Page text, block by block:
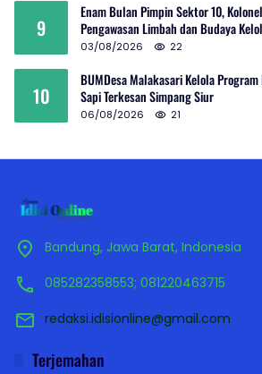
9
Enam Bulan Pimpin Sektor 10,
Pengawasan Limbah dan Budaya
03/08/2026 22
10
BUMDesa Malakasari Kelola
Sapi Terkesan Simpang Siur
06/08/2026 21
Bandung, Jawa Barat, Indonesia
085282358553; 081220463715
redaksi.idisionline@gmail.com
Terjemahan